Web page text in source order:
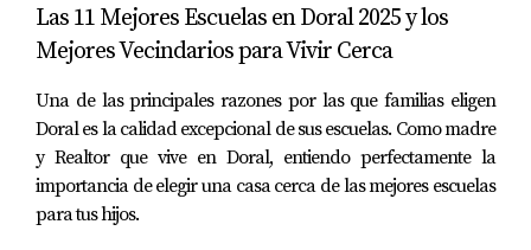
Las 11 Mejores Escuelas en Doral 2025 y los
Mejores Vecindarios para Vivir Cerca
Una de las principales razones por las que familias eligen
Doral es la calidad excepcional de sus escuelas. Como madre
y Realtor que vive en Doral, entiendo perfectamente la
importancia de elegir una casa cerca de las mejores escuelas
para tus hijos.